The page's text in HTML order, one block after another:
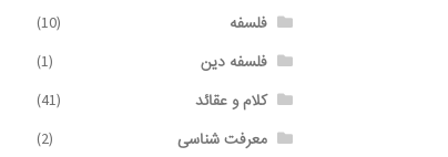
فلسفه (10)
فلسفه دین (1)
کلام و عقائد (41)
معرفت شناسی (2)